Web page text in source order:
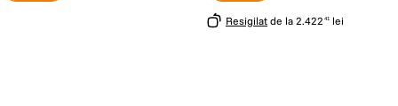
Resigilat de la 2.422 41 lei